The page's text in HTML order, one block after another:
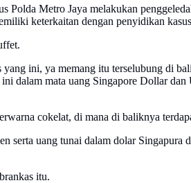
Polda Metro Jaya melakukan
keterkaitan dengan penyidikan
ini, ya memang itu terselubung di
dalam mata uang Singapore Dollar
cokelat, di mana di baliknya
serta uang tunai dalam dolar
itu.